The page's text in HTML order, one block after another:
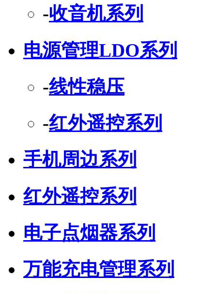
-收音机系列
电源管理LDO系列
-线性稳压
-红外遥控系列
手机周边系列
红外遥控系列
电子点烟器系列
万能充电管理系列